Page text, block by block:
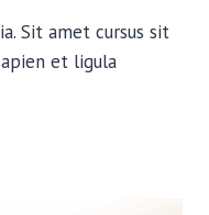
Sit amet cursus sit
et ligula